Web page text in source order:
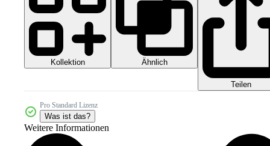
Kollektion Ähnlich
Teilen
Pro Standard Lizenz
Was ist das?
Weitere Informationen